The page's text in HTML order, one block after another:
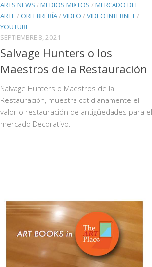
ARTS NEWS /MEDIOS MIXTOS /MERCADO DEL
ARTE / ORFEBRERÍA/VIDEO /VIDEO INTERNET/
YOUTUBE
SEPTIEMBRE 8, 2021
Salvage Hunters o los
Maestros de la Restauración
Salvage Hunters o Maestros de la
Restauración, muestra cotidianamente el
valor o restauración de antigüedades para el
mercado Decorativo.